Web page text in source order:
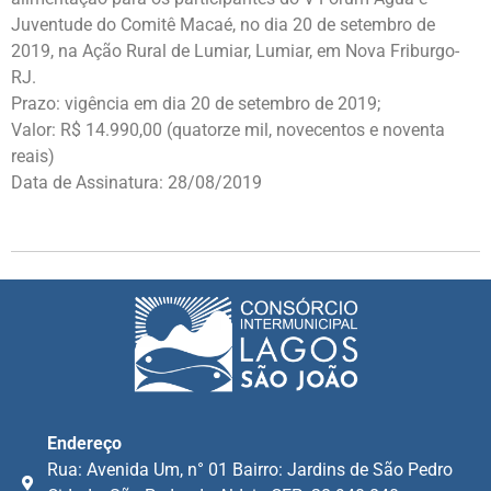
Juventude do Comitê Macaé, no dia 20 de setembro de
2019, na Ação Rural de Lumiar, Lumiar, em Nova Friburgo-
RJ.
Prazo: vigência em dia 20 de setembro de 2019;
Valor: R$ 14.990,00 (quatorze mil, novecentos e noventa
reais)
Data de Assinatura: 28/08/2019
Endereço
Rua: Avenida Um, n° 01 Bairro: Jardins de São Pedro